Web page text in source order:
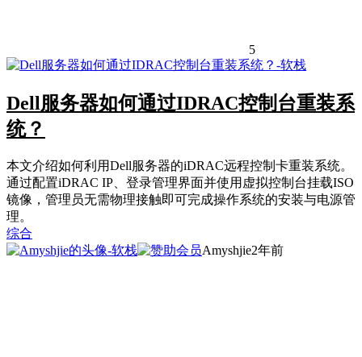
5
Dell服务器如何通过IDRAC控制台重装系
统？
本文介绍如何利用Dell服务器的iDRAC远程控制卡重装系统。
通过配置iDRAC IP、登录管理界面并使用虚拟控制台挂载ISO
镜像，管理员无需物理接触即可完成操作系统的安装与电源管
理。
综合
Amyshjie2年前